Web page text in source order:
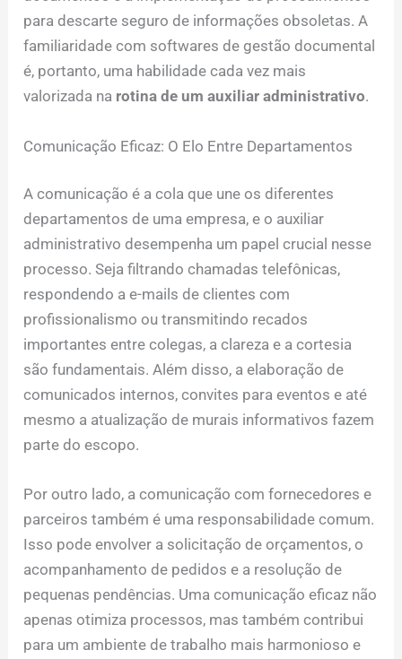
para descarte seguro de informações obsoletas. A
familiaridade com softwares de gestão documental
é, portanto, uma habilidade cada vez mais
valorizada na rotina de um auxiliar administrativo.
Comunicação Eficaz: O Elo Entre Departamentos
A comunicação é a cola que une os diferentes
departamentos de uma empresa, e o auxiliar
administrativo desempenha um papel crucial nesse
processo. Seja filtrando chamadas telefônicas,
respondendo a e-mails de clientes com
profissionalismo ou transmitindo recados
importantes entre colegas, a clareza e a cortesia
são fundamentais. Além disso, a elaboração de
comunicados internos, convites para eventos e até
mesmo a atualização de murais informativos fazem
parte do escopo.
Por outro lado, a comunicação com fornecedores e
parceiros também é uma responsabilidade comum.
Isso pode envolver a solicitação de orçamentos, o
acompanhamento de pedidos e a resolução de
pequenas pendências. Uma comunicação eficaz não
apenas otimiza processos, mas também contribui
para um ambiente de trabalho mais harmonioso e